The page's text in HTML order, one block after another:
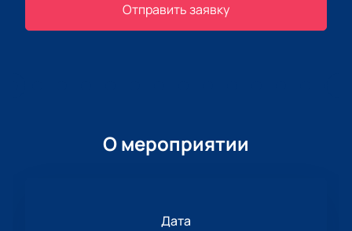
Отправить заявку
О мероприятии
Дата